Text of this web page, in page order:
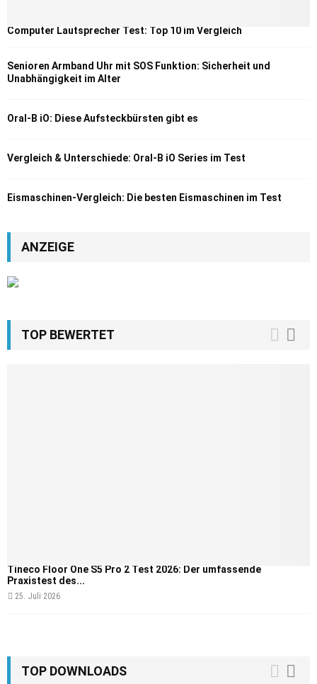
Computer Lautsprecher Test: Top 10 im Vergleich
Senioren Armband Uhr mit SOS Funktion: Sicherheit und
Unabhängigkeit im Alter
Oral-B iO: Diese Aufsteckbürsten gibt es
Vergleich & Unterschiede: Oral-B iO Series im Test
Eismaschinen-Vergleich: Die besten Eismaschinen im Test
ANZEIGE
TOP BEWERTET
Tineco Floor One S5 Pro 2 Test 2026: Der umfassende
Praxistest des...
25. Juli 2026
TOP DOWNLOADS